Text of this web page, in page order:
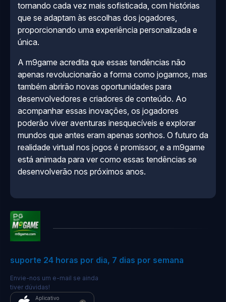
tornando cada vez mais sofisticada, com histórias
que se adaptam às escolhas dos jogadores,
proporcionando uma experiência personalizada e
única.
A m9game acredita que essas tendências não
apenas revolucionarão a forma como jogamos, mas
também abrirão novas oportunidades para
desenvolvedores e criadores de conteúdo. Ao
acompanhar essas inovações, os jogadores
poderão viver aventuras inesquecíveis e explorar
mundos que antes eram apenas sonhos. O futuro da
realidade virtual nos jogos é promissor, e a m9game
está animada para ver como essas tendências se
desenvolverão nos próximos anos.
suporte 24 horas por dia, 7 dias por semana
Envie-nos um e-mail se ainda
tiver dúvidas!
Aplicativo